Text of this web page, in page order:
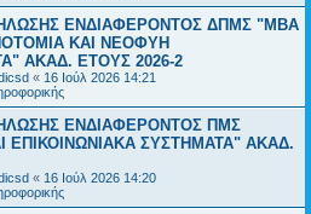
ΕΝΔΙΑΦΕΡΟΝΤΟΣ ΔΠΜΣ "ΜΒΑ
ΚΑΙ ΝΕΟΦΥΗ
ΑΚΑΔ. ΕΤΟΥΣ 2026-2
« 16 Ιούλ 2026 14:21
ΕΝΔΙΑΦΕΡΟΝΤΟΣ ΠΜΣ
ΕΠΙΚΟΙΝΩΝΙΑΚΑ ΣΥΣΤΗΜΑΤΑ" ΑΚΑΔ.
« 16 Ιούλ 2026 14:20